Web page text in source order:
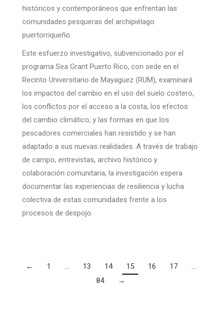
históricos y contemporáneos que enfrentan las
comunidades pesqueras del archipiélago
puertorriqueño.
Este esfuerzo investigativo, subvencionado por el
programa Sea Grant Puerto Rico, con sede en el
Recinto Universitario de Mayagüez (RUM), examinará
los impactos del cambio en el uso del suelo costero,
los conflictos por el acceso a la costa, los efectos
del cambio climático, y las formas en que los
pescadores comerciales han resistido y se han
adaptado a sus nuevas realidades. A través de trabajo
de campo, entrevistas, archivo histórico y
colaboración comunitaria, la investigación espera
documentar las experiencias de resiliencia y lucha
colectiva de estas comunidades frente a los
procesos de despojo.
← 1 … 13 14 15 16 17
…
84
→